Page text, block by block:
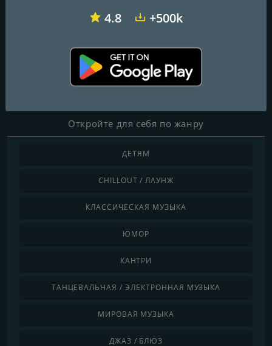
Частоты FM
http://anima.sknt.ru/
Откройте для себя по жанру
ДЕТЯМ
CHILLOUT / ЛАУНЖ
КЛАССИЧЕСКАЯ МУЗЫКА
ЮМОР
КАНТРИ
ТАНЦЕВАЛЬНАЯ / ЭЛЕКТРОННАЯ МУЗЫКА
МИРОВАЯ МУЗЫКА
ДЖАЗ / БЛЮЗ
4.8 +500k